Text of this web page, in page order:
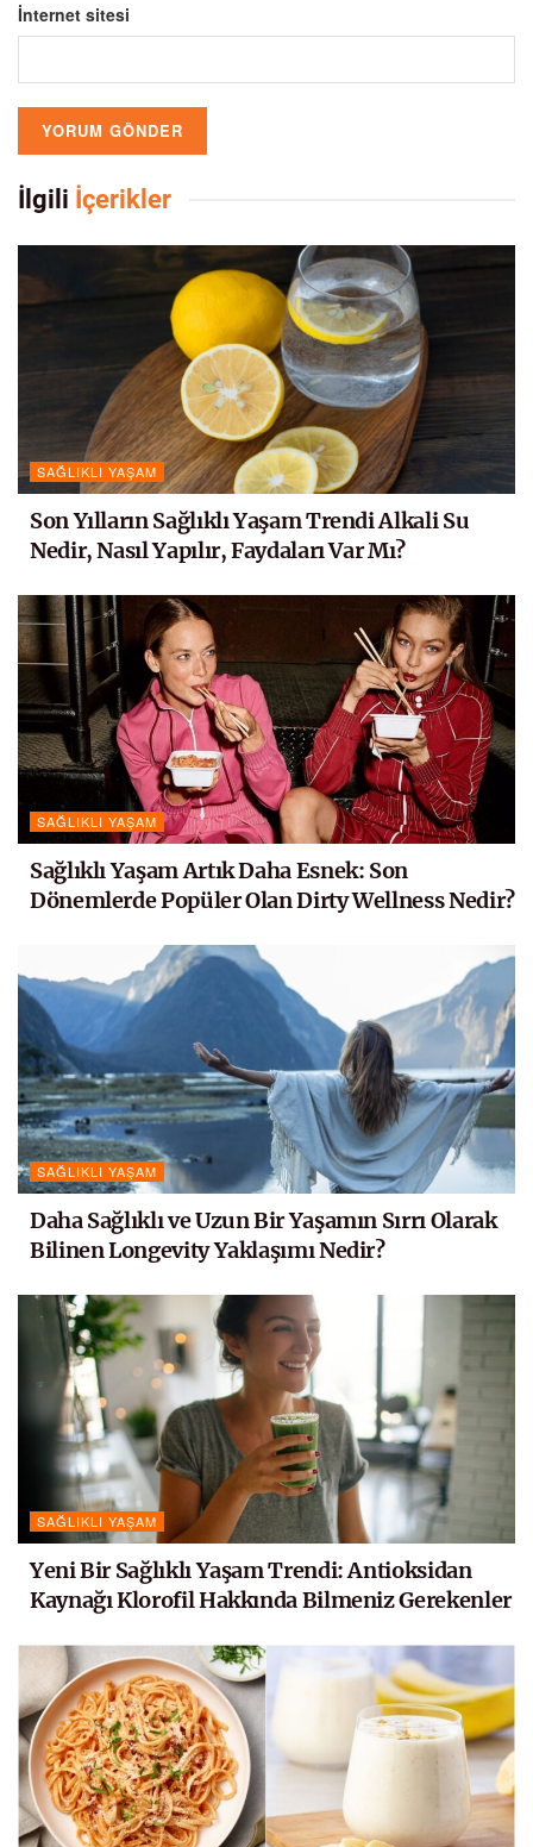
İnternet sitesi
İlgili İçerikler
SAĞLIKLI YAŞAM
Son Yılların Sağlıklı Yaşam Trendi Alkali Su
Nedir, Nasıl Yapılır, Faydaları Var Mı?
SAĞLIKLI YAŞAM
Sağlıklı Yaşam Artık Daha Esnek: Son
Dönemlerde Popüler Olan Dirty Wellness Nedir?
SAĞLIKLI YAŞAM
Daha Sağlıklı ve Uzun Bir Yaşamın Sırrı Olarak
Bilinen Longevity Yaklaşımı Nedir?
SAĞLIKLI YAŞAM
Yeni Bir Sağlıklı Yaşam Trendi: Antioksidan
Kaynağı Klorofil Hakkında Bilmeniz Gerekenler